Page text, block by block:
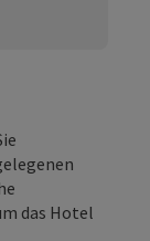
das Hotel